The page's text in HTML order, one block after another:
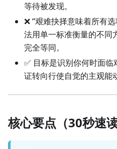
等待被发现。
❌ “艰难抉择意味着所有
法用单一标准衡量的不同
完全等同。
✅ 目标是识别你何时面
证转向行使自觉的主观能
核心要点（30秒速读